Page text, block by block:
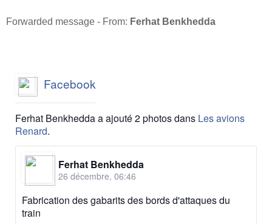
Forwarded message - From: Ferhat Benkhedda
Facebook
Ferhat Benkhedda a ajouté 2 photos dans Les avions
Renard.
Ferhat Benkhedda
26 décembre, 06:46
Fabrication des gabarits des bords d'attaques du
train